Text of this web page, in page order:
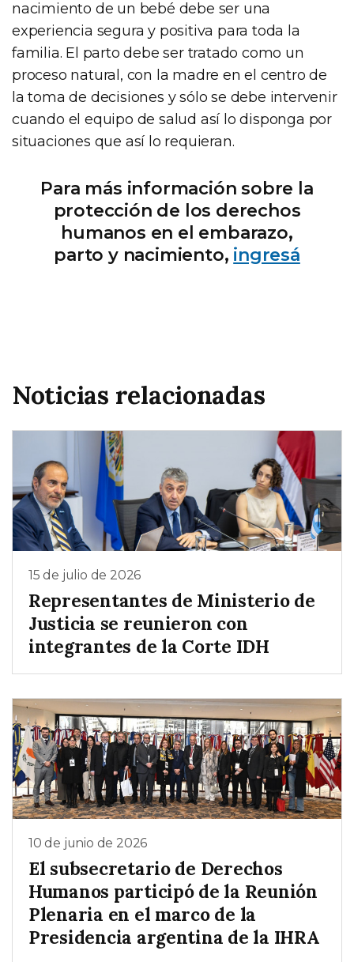
nacimiento de un bebé debe ser una
experiencia segura y positiva para toda la
familia. El parto debe ser tratado como un
proceso natural, con la madre en el centro de
la toma de decisiones y sólo se debe intervenir
cuando el equipo de salud así lo disponga por
situaciones que así lo requieran.
Para más información sobre la
protección de los derechos
humanos en el embarazo,
parto y nacimiento, ingresá
Noticias relacionadas
15 de julio de 2026
Representantes de Ministerio de
Justicia se reunieron con
integrantes de la Corte IDH
10 de junio de 2026
El subsecretario de Derechos
Humanos participó de la Reunión
Plenaria en el marco de la
Presidencia argentina de la IHRA